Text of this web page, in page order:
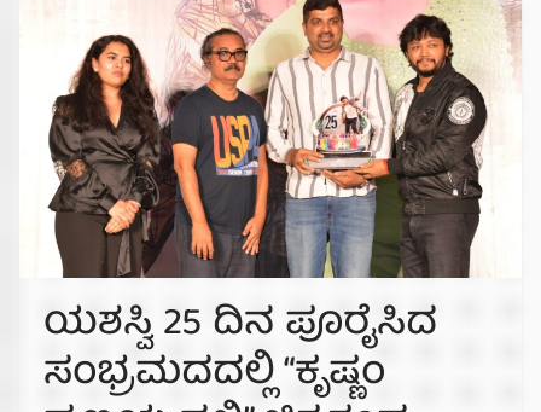
ಯಶಸ್ವಿ 25 ದಿನ ಪೂರೈಸಿದ
ಸಂಭ್ರಮದದಲ್ಲಿ “ಕೃಷ್ಣಂ